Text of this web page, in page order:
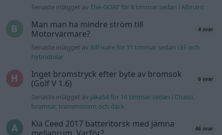
Senaste inlägget avThe-GOAT för 8 timmar sedan iAllmänt
Man man ha mindre ström till
Motorvärmare?
4 svar
Senaste inlägget av BilFixare för 11 timmar sedan i El- och
hybridbilar
Inget bromstryck efter byte av bromsok
(Golf V 1.6)
6 svar
Senaste inlägget av jaka54 för 16 timmar sedan i Chassi,
bromsar, transmission och däck
Kia Ceed 2017 batteritorsk med jämna
46 svar